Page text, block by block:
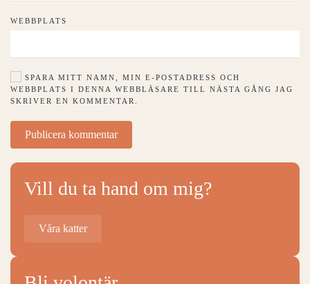
WEBBPLATS
SPARA MITT NAMN, MIN E-POSTADRESS OCH
WEBBPLATS I DENNA WEBBLÄSARE TILL NÄSTA GÅNG JAG
SKRIVER EN KOMMENTAR.
Publicera kommentar
Vill du ta hand om mig?
Våra katter